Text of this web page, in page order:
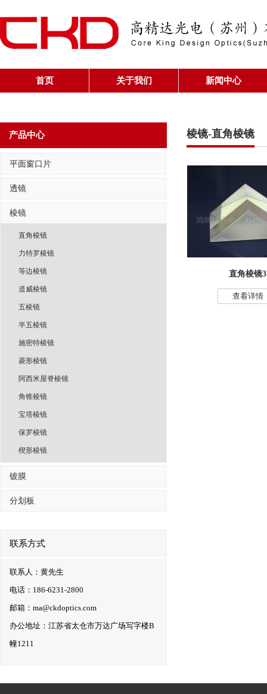
首页 关于我们 新闻中心
产品中心
平面窗口片
透镜
棱镜
直角棱镜
力特罗棱镜
等边棱镜
道威棱镜
五棱镜
半五棱镜
施密特棱镜
菱形棱镜
阿西米屋脊棱镜
角锥棱镜
宝塔棱镜
保罗棱镜
楔形棱镜
镀膜
分划板
联系方式
联系人：黄先生
电话：186-6231-2800
邮箱：ma@ckdoptics.com
办公地址：江苏省太仓市万达广场写字楼B
幢1211
棱镜-直角棱镜
直角棱镜3
查看详情